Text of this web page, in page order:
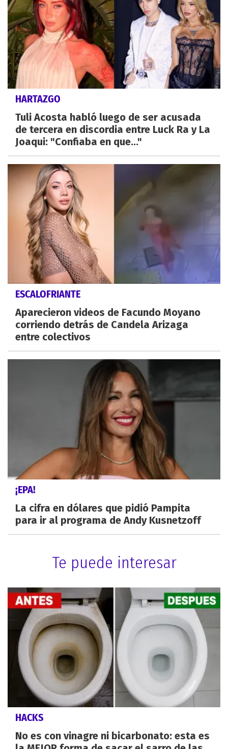
HARTAZGO
Tuli Acosta habló luego de ser acusada
de tercera en discordia entre Luck Ra y La
Joaqui: "Confiaba en que..."
ESCALOFRIANTE
Aparecieron videos de Facundo Moyano
corriendo detrás de Candela Arizaga
entre colectivos
¡EPA!
La cifra en dólares que pidió Pampita
para ir al programa de Andy Kusnetzoff
Te puede interesar
HACKS
No es con vinagre ni bicarbonato: esta es